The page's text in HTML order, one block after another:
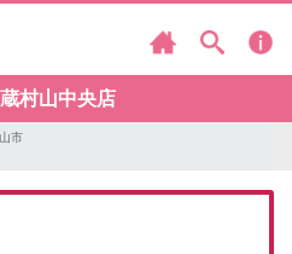
村山中央店
市